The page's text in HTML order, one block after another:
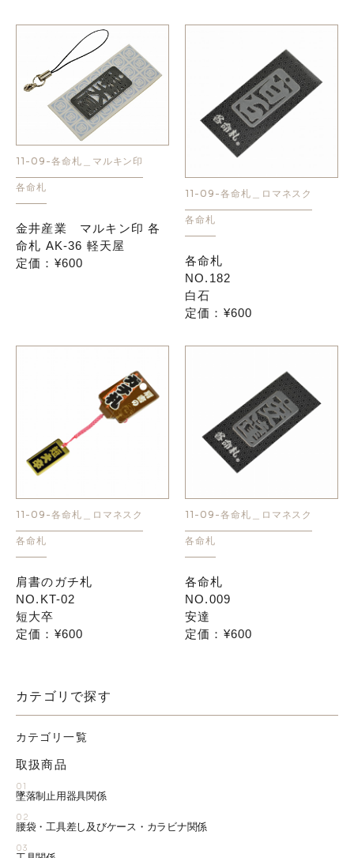
11-09-各命札＿マルキン印
各命札
金井産業 マルキン印 各
命札 AK-36 軽天屋
定価：¥600
11-09-各命札＿ロマネスク
各命札
各命札
NO.182
白石
定価：¥600
11-09-各命札＿ロマネスク
各命札
肩書のガチ札
NO.KT-02
短大卒
定価：¥600
11-09-各命札＿ロマネスク
各命札
各命札
NO.009
安達
定価：¥600
カテゴリで探す
カテゴリ一覧
取扱商品
01
墜落制止用器具関係
02
腰袋・工具差し及びケース・カラビナ関係
03